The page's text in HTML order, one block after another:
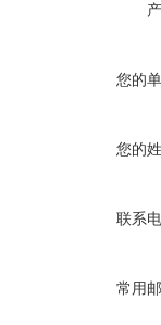
您的
您的
联系
常用